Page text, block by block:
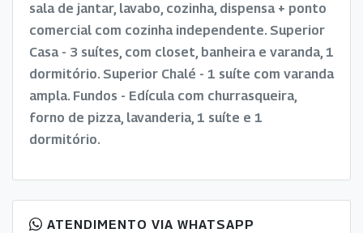
sala de jantar, lavabo, cozinha, dispensa + ponto
comercial com cozinha independente. Superior
Casa - 3 suítes, com closet, banheira e varanda, 1
dormitório. Superior Chalé - 1 suíte com varanda
ampla. Fundos - Edícula com churrasqueira,
forno de pizza, lavanderia, 1 suíte e 1
dormitório.
ATENDIMENTO VIA WHATSAPP